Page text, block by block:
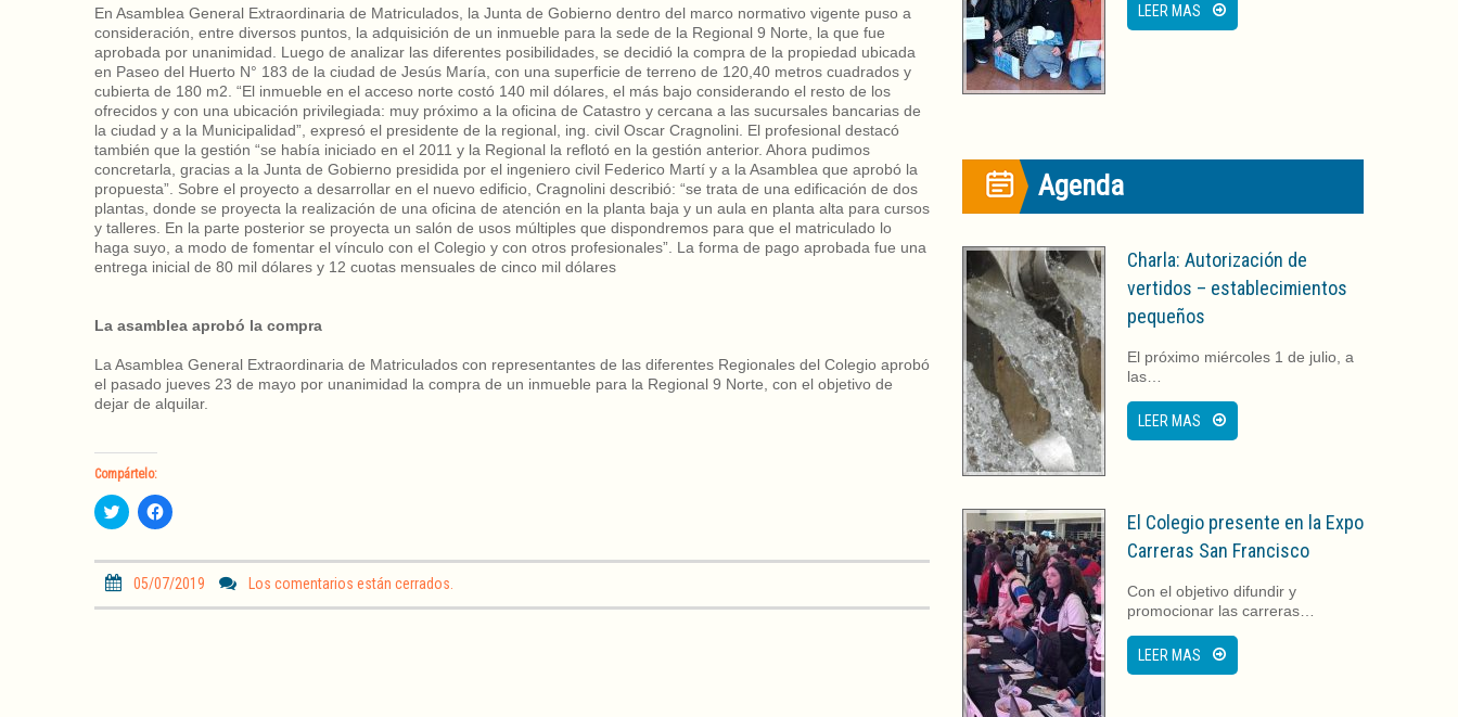
En Asamblea General Extraordinaria de Matriculados, la Junta de Gobierno dentro del marco normativo vigente puso a
consideración, entre diversos puntos, la adquisición de un inmueble para la sede de la Regional 9 Norte, la que fue
aprobada por unanimidad. Luego de analizar las diferentes posibilidades, se decidió la compra de la propiedad ubicada
en Paseo del Huerto N° 183 de la ciudad de Jesús María, con una superficie de terreno de 120,40 metros cuadrados y
cubierta de 180 m2. “El inmueble en el acceso norte costó 140 mil dólares, el más bajo considerando el resto de los
ofrecidos y con una ubicación privilegiada: muy próximo a la oficina de Catastro y cercana a las sucursales bancarias de
la ciudad y a la Municipalidad”, expresó el presidente de la regional, ing. civil Oscar Cragnolini. El profesional destacó
también que la gestión “se había iniciado en el 2011 y la Regional la reflotó en la gestión anterior. Ahora pudimos
concretarla, gracias a la Junta de Gobierno presidida por el ingeniero civil Federico Martí y a la Asamblea que aprobó la
propuesta”. Sobre el proyecto a desarrollar en el nuevo edificio, Cragnolini describió: “se trata de una edificación de dos
plantas, donde se proyecta la realización de una oficina de atención en la planta baja y un aula en planta alta para cursos
y talleres. En la parte posterior se proyecta un salón de usos múltiples que dispondremos para que el matriculado lo
haga suyo, a modo de fomentar el vínculo con el Colegio y con otros profesionales”. La forma de pago aprobada fue una
entrega inicial de 80 mil dólares y 12 cuotas mensuales de cinco mil dólares
La asamblea aprobó la compra
La Asamblea General Extraordinaria de Matriculados con representantes de las diferentes Regionales del Colegio aprobó
el pasado jueves 23 de mayo por unanimidad la compra de un inmueble para la Regional 9 Norte, con el objetivo de
dejar de alquilar.
Compártelo:
H
a
l
p
H
a
l
i
c
p
05/07/2019 Los comentarios están cerrados.
LEER MAS
Agenda
Charla: Autorización de
vertidos – establecimientos
pequeños
El próximo miércoles 1 de julio, a
las…
LEER MAS
El Colegio presente en la Expo
Carreras San Francisco
Con el objetivo difundir y
promocionar las carreras…
LEER MAS